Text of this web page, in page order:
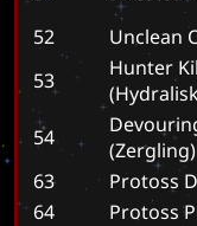
52
Unclean
53
Hunter
54
(Zergling)
63
Protoss
64
Protoss